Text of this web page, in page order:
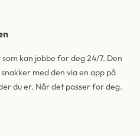
kan jobbe for deg 24/7. Den
med den via en app på
du er. Når det passer for deg.